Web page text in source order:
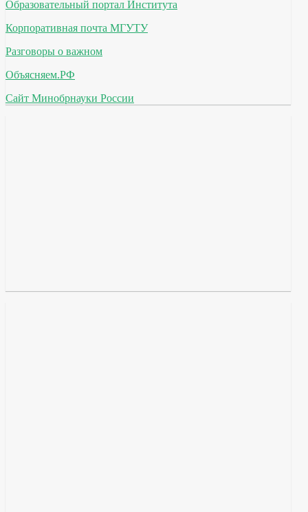
Образовательный портал Института
Корпоративная почта МГУТУ
Разговоры о важном
Объясняем.РФ
Сайт Минобрнауки России